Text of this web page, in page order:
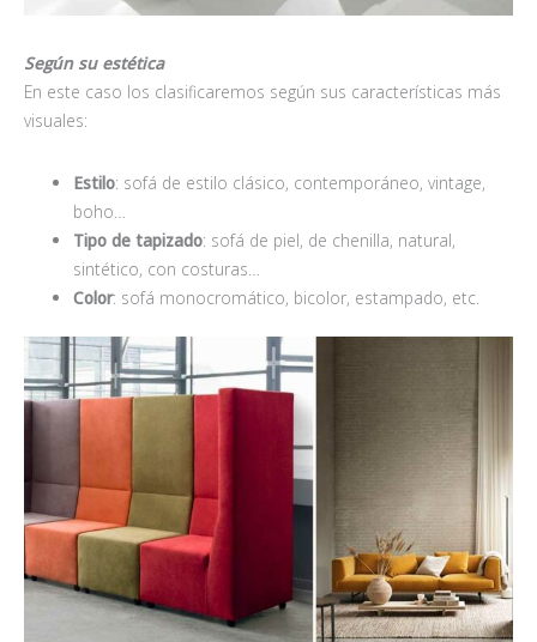
Según su estética
En este caso los clasificaremos según sus características más
visuales:
Estilo: sofá de estilo clásico, contemporáneo, vintage,
boho…
Tipo de tapizado: sofá de piel, de chenilla, natural,
sintético, con costuras…
Color: sofá monocromático, bicolor, estampado, etc.